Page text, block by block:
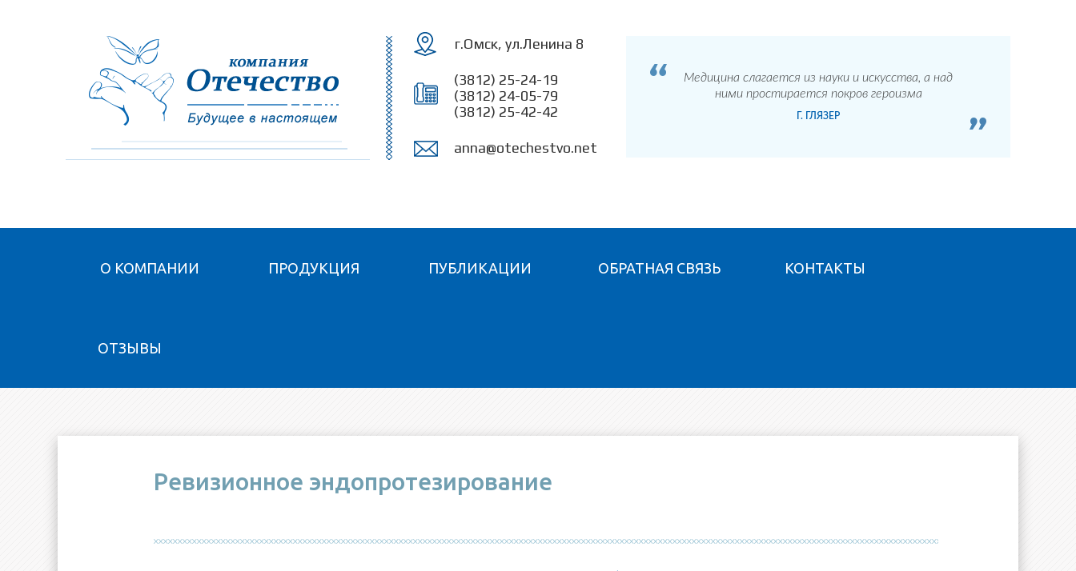
содержанию
г.Омск, ул.Ленина 8
(3812) 25-24-19
(3812) 24-05-79
(3812) 25-42-42
anna@otechestvo.net
Медицина слагается из науки и искусства, а над
ними простирается покров героизма
Г. ГЛЯЗЕР
О КОМПАНИИ ПРОДУКЦИЯ ПУБЛИКАЦИИ ОБРАТНАЯ СВЯЗЬ КОНТАКТЫ
ОТЗЫВЫ
Ревизионное эндопротезирование